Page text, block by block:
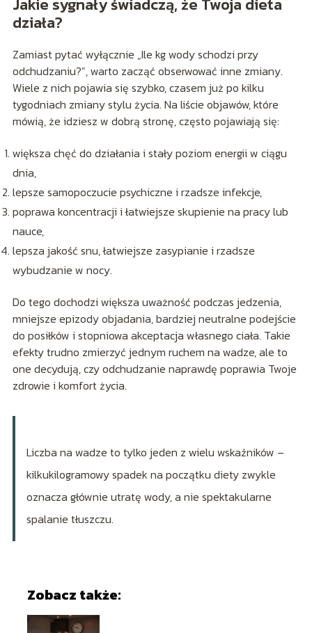
Jakie sygnały świadczą, że Twoja dieta
działa?
Zamiast pytać wyłącznie „Ile kg wody schodzi przy
odchudzaniu?”, warto zacząć obserwować inne zmiany.
Wiele z nich pojawia się szybko, czasem już po kilku
tygodniach zmiany stylu życia. Na liście objawów, które
mówią, że idziesz w dobrą stronę, często pojawiają się:
większa chęć do działania i stały poziom energii w ciągu
dnia,
lepsze samopoczucie psychiczne i rzadsze infekcje,
poprawa koncentracji i łatwiejsze skupienie na pracy lub
nauce,
lepsza jakość snu, łatwiejsze zasypianie i rzadsze
wybudzanie w nocy.
Do tego dochodzi większa uważność podczas jedzenia,
mniejsze epizody objadania, bardziej neutralne podejście
do posiłków i stopniowa akceptacja własnego ciała. Takie
efekty trudno zmierzyć jednym ruchem na wadze, ale to
one decydują, czy odchudzanie naprawdę poprawia Twoje
zdrowie i komfort życia.
Liczba na wadze to tylko jeden z wielu wskaźników –
kilkukilogramowy spadek na początku diety zwykle
oznacza głównie utratę wody, a nie spektakularne
spalanie tłuszczu.
Zobacz także: